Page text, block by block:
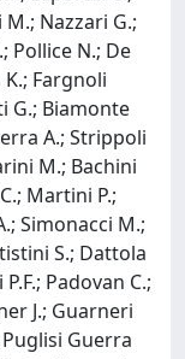
Nazzari G.;
Pollice N.; De
Fargnoli
G.; Biamonte
A.; Strippoli
M.; Bachini
Martini P.;
Simonacci M.;
S.; Dattola
Padovan C.;
J.; Guarneri
Puglisi Guerra